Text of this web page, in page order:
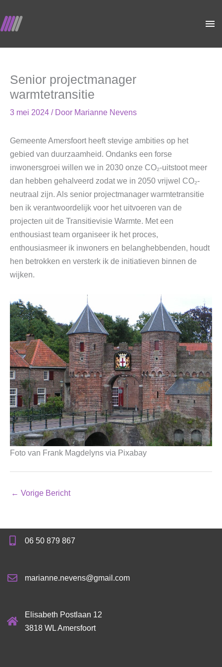
naar
de
inhoud
Senior projectmanager
warmtetransitie
3 mei 2024 / Door Marianne Nevens
Gemeente Amersfoort heeft stevige ambities op het
gebied van duurzaamheid. Ondanks een forse
inwonersgroei willen we in 2030 onze CO₂-uitstoot meer
dan hebben gehalveerd zodat we in 2050 vrijwel CO₂-
neutraal zijn. Als senior projectmanager warmtetransitie
ben ik verantwoordelijk voor het uitvoeren van de
projecten uit de Transitievisie Warmte. Met een
enthousiast team organiseer ik het proces,
enthousiasmeer ik inwoners en belanghebbenden, houdt
hen betrokken en versterk ik de initiatieven binnen de
wijken.
Foto van Frank Magdelyns via Pixabay
← Vorige Bericht
06 50 879 867
marianne.nevens@gmail.com
Elisabeth Postlaan 12
3818 WL Amersfoort